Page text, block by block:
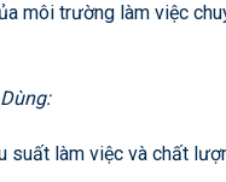
môi trường làm việc
suất làm việc và chất